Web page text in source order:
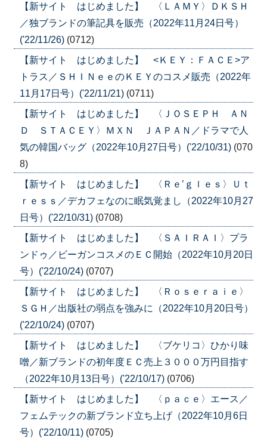
【新サイト はじめました】 〈ＬＡＭＹ〉ＤＫＳＨ
／独ブランドの筆記具を販売（2022年11月24日号）
('22/11/26) (0712)
【新サイト はじめました】 <ＫＥＹ：ＦＡＣＥ>ア
トラス／ＳＨＩＮｅｅのＫＥＹのコスメ販売（2022年
11月17日号）('22/11/21) (0711)
【新サイト はじめました】 〈ＪＯＳＥＰＨ ＡＮ
Ｄ ＳＴＡＣＥＹ〉ＭＸＮ ＪＡＰＡＮ／ドラマで人
気の韓国バッグ（2022年10月27日号）('22/10/31) (070
8)
【新サイト はじめました】 〈Ｒｅ’ｇｌｅｓ〉Ｕｔ
ｒｅｓｓ／デカフェなのに眠気覚まし（2022年10月27
日号）('22/10/31) (0708)
【新サイト はじめました】 〈ＳＡＩＲＡＩ〉プラ
ンドゥ／ビーガンコスメのＥＣ開始（2022年10月20日
号）('22/10/24) (0707)
【新サイト はじめました】 〈Ｒｏｓｅｒａｉｅ〉
ＳＧＨ／出版社の弱点を強みに（2022年10月20日号）
('22/10/24) (0707)
【新サイト はじめました】 〈ブケリコ〉ひかり味
噌／新ブランドの初年度ＥＣ売上３０００万円目指す
（2022年10月13日号）('22/10/17) (0706)
【新サイト はじめました】 〈ｐａｃｅ〉エース／
フェムテックの新ブランド立ち上げ（2022年10月6日
号）('22/10/11) (0705)